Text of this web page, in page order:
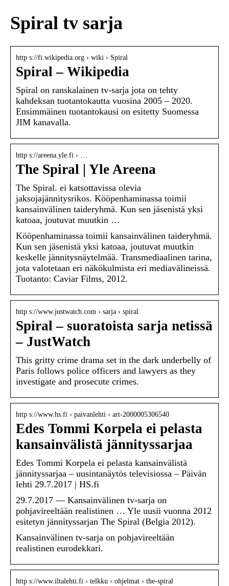
Spiral tv sarja
http s://fi.wikipedia.org › wiki › Spiral
Spiral – Wikipedia
Spiral on ranskalainen tv-sarja jota on tehty
kahdeksan tuotantokautta vuosina 2005 – 2020.
Ensimmäinen tuotantokausi on esitetty Suomessa
JIM kanavalla.
http s://areena.yle.fi › …
The Spiral | Yle Areena
The Spiral. ei katsottavissa olevia
jaksojajännitysrikos. Kööpenhaminassa toimii
kansainvälinen taideryhmä. Kun sen jäsenistä yksi
katoaa, joutuvat muutkin …
Kööpenhaminassa toimii kansainvälinen taideryhmä.
Kun sen jäsenistä yksi katoaa, joutuvat muutkin
keskelle jännitysnäytelmää. Transmediaalinen tarina,
jota valotetaan eri näkökulmista eri mediavälineissä.
Tuotanto: Caviar Films, 2012.
http s://www.justwatch.com › sarja › spiral
Spiral – suoratoista sarja netissä
– JustWatch
This gritty crime drama set in the dark underbelly of
Paris follows police officers and lawyers as they
investigate and prosecute crimes.
http s://www.hs.fi › paivanlehti › art-2000005306540
Edes Tommi Korpela ei pelasta
kansainvälistä jännityssarjaa
Edes Tommi Korpela ei pelasta kansainvälistä
jännityssarjaa – uusintanäytös televisiossa – Päivän
lehti 29.7.2017 | HS.fi
29.7.2017 — Kansainvälinen tv-sarja on
pohjavireeltään realistinen … Yle uusii vuonna 2012
esitetyn jännityssarjan The Spiral (Belgia 2012).
Kansainvälinen tv-sarja on pohjavireeltään
realistinen eurodekkari.
http s://www.iltalehti.fi › telkku › ohjelmat › the-spiral